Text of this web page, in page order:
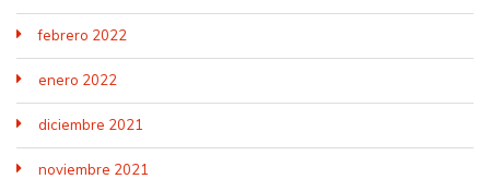
febrero 2022
enero 2022
diciembre 2021
noviembre 2021